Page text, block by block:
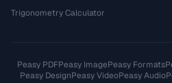
Trigonometry Calculator
Peasy PDFPeasy ImagePeasy Formats
Peasy DesignPeasy VideoPeasy Audio